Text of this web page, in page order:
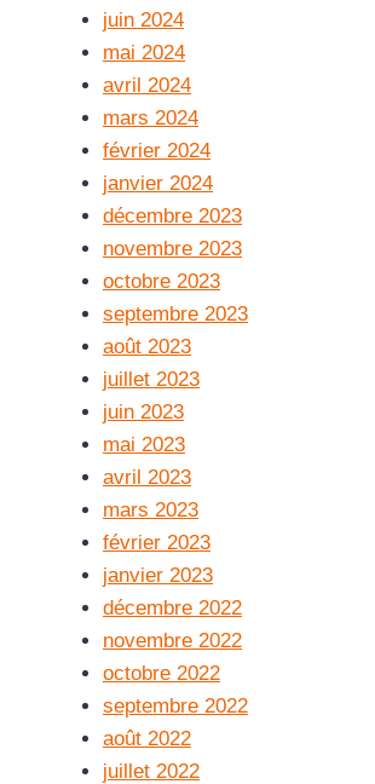
juin 2024
mai 2024
avril 2024
mars 2024
février 2024
janvier 2024
décembre 2023
novembre 2023
octobre 2023
septembre 2023
août 2023
juillet 2023
juin 2023
mai 2023
avril 2023
mars 2023
février 2023
janvier 2023
décembre 2022
novembre 2022
octobre 2022
septembre 2022
août 2022
juillet 2022